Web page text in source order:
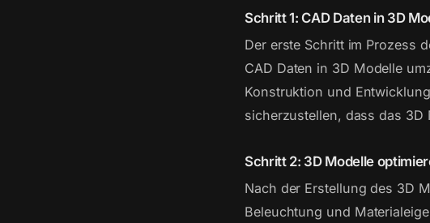
Schritt 1: CAD Daten in 3D
Der erste Schritt im Prozess
CAD Daten in 3D Modelle
Konstruktion und
sicherzustellen, dass das
Schritt 2: 3D Modelle
Nach der Erstellung des 3D
Beleuchtung und